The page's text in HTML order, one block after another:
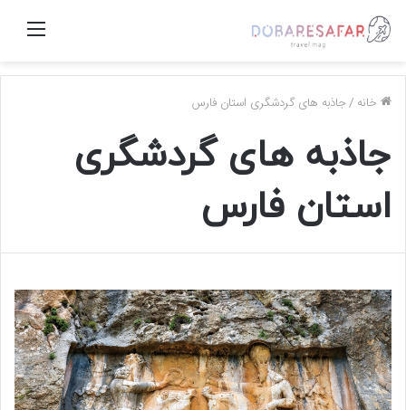
منو
خانه /جاذبه های گردشگری استان فارس
جاذبه های گردشگری
استان فارس